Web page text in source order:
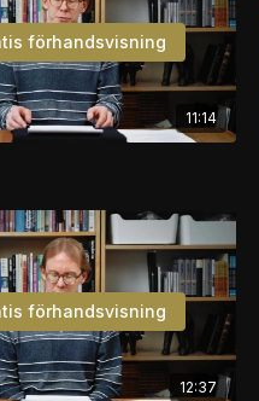
11:14
förhandsvisning
12:37
förhandsvisning